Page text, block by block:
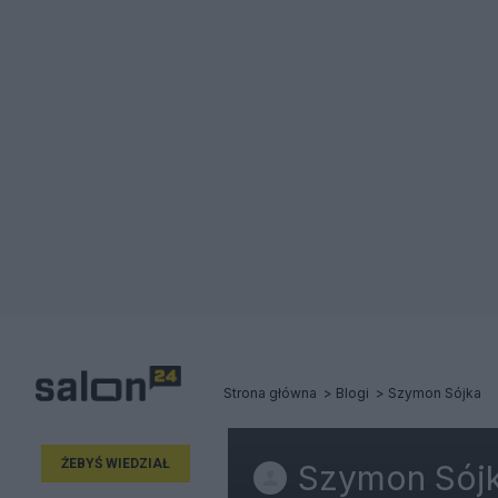
Strona główna Blogi Szymon Sójka
ŻEBYŚ WIEDZIAŁ Szymon